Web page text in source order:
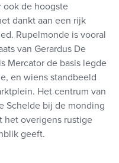
ook de hoogste
dankt aan een rijk
Rupelmonde is vooral
van Gerardus De
Mercator de basis legde
en wiens standbeeld
Het centrum van
Schelde bij de monding
het overigens rustige
geeft.